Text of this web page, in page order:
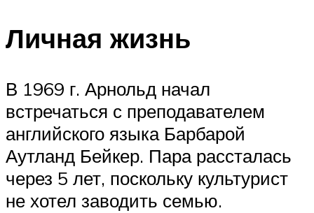
Личная жизнь
В 1969 г. Арнольд начал
встречаться с преподавателем
английского языка Барбарой
Аутланд Бейкер. Пара рассталась
через 5 лет, поскольку культурист
не хотел заводить семью.